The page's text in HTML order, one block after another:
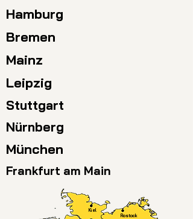
Hamburg
Bremen
Mainz
Leipzig
Stuttgart
Nürnberg
München
Frankfurt am Main
Rostock
Kiel